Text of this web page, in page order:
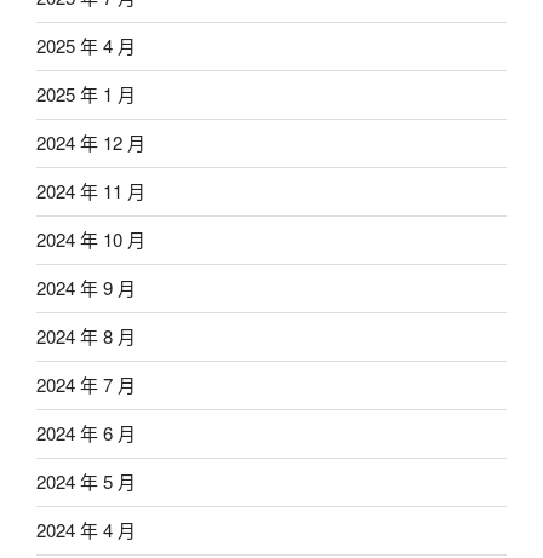
2025 年 4 月
2025 年 1 月
2024 年 12 月
2024 年 11 月
2024 年 10 月
2024 年 9 月
2024 年 8 月
2024 年 7 月
2024 年 6 月
2024 年 5 月
2024 年 4 月